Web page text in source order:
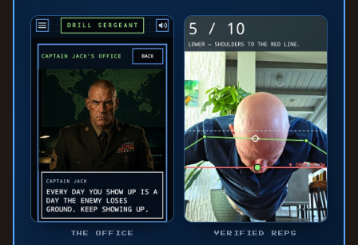
THE OFFICE VERIFIED REPS